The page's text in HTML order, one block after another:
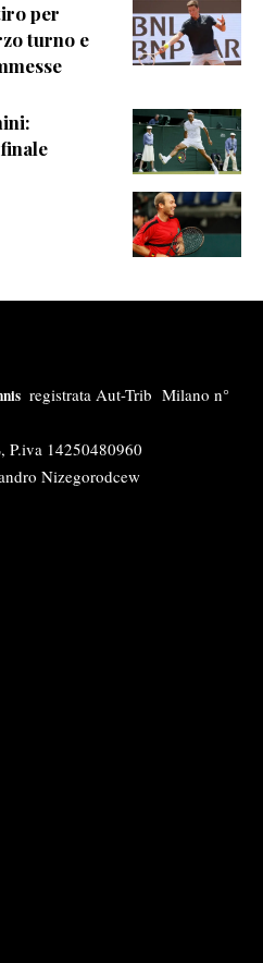
per
turno e
registrata Aut-Trib Milano n°
, P.iva 14250480960
Nizegorodcew